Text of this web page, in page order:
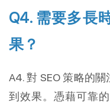
Q4. 需要多長
果？
A4. 對 SEO 策略的
到效果。憑藉可靠